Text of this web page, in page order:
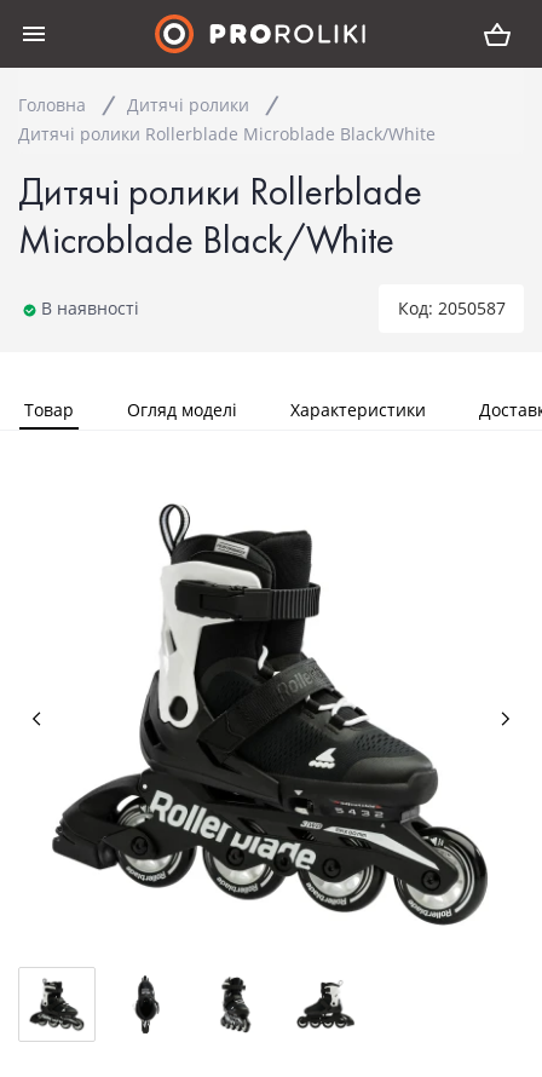
Головна
Дитячі ролики
Дитячі ролики Rollerblade Microblade Black/White
Дитячі ролики Rollerblade
Microblade Black/White
В наявності Код: 2050587
Товар Огляд моделі Характеристики